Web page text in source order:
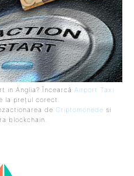
in Anglia? Încearcă Airport Taxi
la prețul corect.
de Criptomonede si
blockchain.